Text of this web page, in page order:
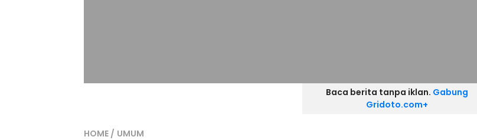
Baca berita tanpa iklan. Gabung
Gridoto.com+
HOME UMUM